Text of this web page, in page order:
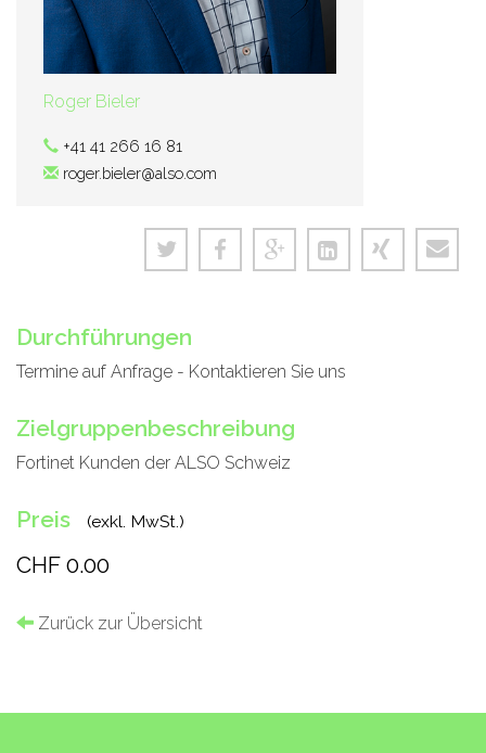
Roger Bieler
+41 41 266 16 81
roger.bieler@also.com
Durchführungen
Termine auf Anfrage - Kontaktieren Sie uns
Zielgruppenbeschreibung
Fortinet Kunden der ALSO Schweiz
Preis (exkl. MwSt.)
CHF 0.00
Zurück zur Übersicht